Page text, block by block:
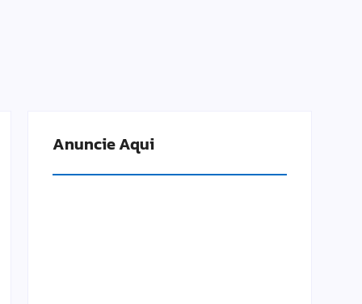
Anuncie Aqui